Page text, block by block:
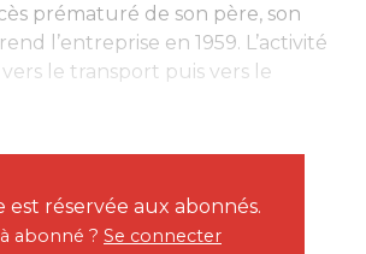
prématuré de son père, son
l’entreprise en 1959. L’activité
vers le transport puis vers le
est réservée aux abonnés.
abonné ? Se connecter